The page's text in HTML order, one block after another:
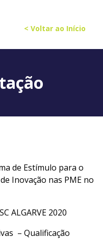
< Voltar ao Início
de Estímulo para o
Inovação nas PME no
ALGARVE 2020
– Qualificação